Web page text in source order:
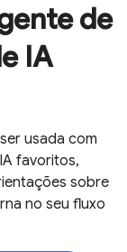
de
IA
usada com
favoritos,
sobre
no seu fluxo